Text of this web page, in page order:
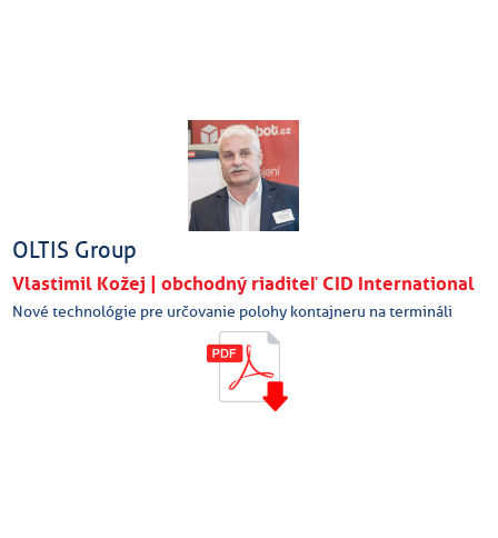
OLTIS Group
Vlastimil Kožej | obchodný riaditeľ CID International
Nové technológie pre určovanie polohy kontajneru na termináli